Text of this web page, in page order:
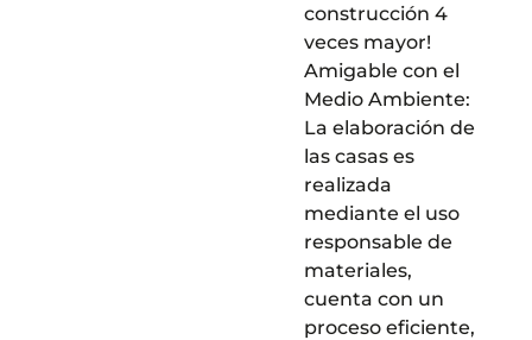
construcción 4
veces mayor!
Amigable con el
Medio Ambiente:
La elaboración de
las casas es
realizada
mediante el uso
responsable de
materiales,
cuenta con un
proceso eficiente,